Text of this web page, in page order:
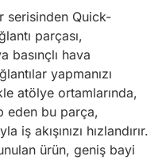
serisinden Quick-
parçası,
basınçlı hava
yapmanızı
atölye ortamlarında,
eden bu parça,
iş akışınızı hızlandırır.
ürün, geniş bayi